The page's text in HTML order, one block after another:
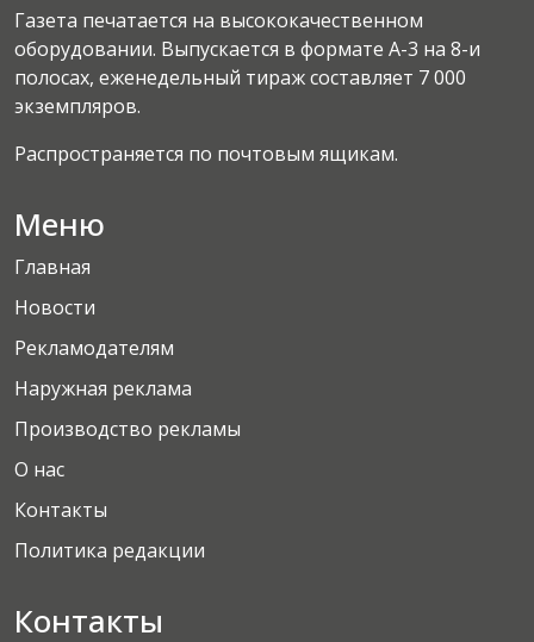
Газета печатается на высококачественном
оборудовании. Выпускается в формате А-3 на 8-и
полосах, еженедельный тираж составляет 7 000
экземпляров.
Распространяется по почтовым ящикам.
Меню
Главная
Новости
Рекламодателям
Наружная реклама
Производство рекламы
О нас
Контакты
Политика редакции
Контакты